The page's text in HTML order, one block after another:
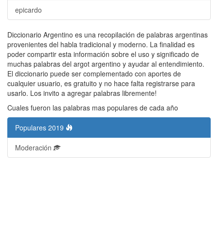
epicardo
Diccionario Argentino es una recopilación de palabras argentinas
provenientes del habla tradicional y moderno. La finalidad es
poder compartir esta información sobre el uso y significado de
muchas palabras del argot argentino y ayudar al entendimiento.
El diccionario puede ser complementado con aportes de
cualquier usuario, es gratuito y no hace falta registrarse para
usarlo. Los invito a agregar palabras libremente!
Cuales fueron las palabras mas populares de cada año
Populares 2019
Moderación